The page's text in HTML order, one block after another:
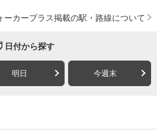
ーカープラス掲載の駅・路線について
日付から探す
明日 今週末